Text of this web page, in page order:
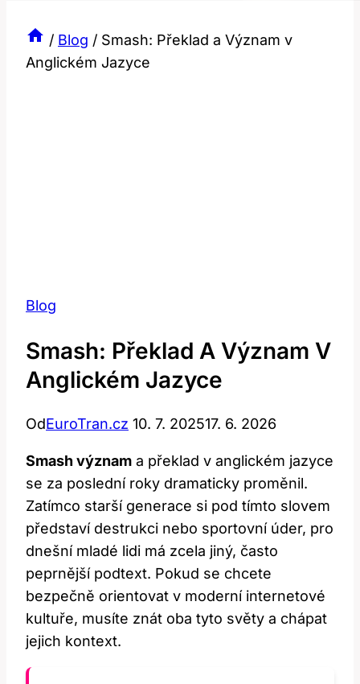
/ Blog / Smash: Překlad a Význam v
Anglickém Jazyce
Blog
Smash: Překlad A Význam V
Anglickém Jazyce
OdEuroTran.cz 10. 7. 202517. 6. 2026
Smash význam a překlad v anglickém jazyce
se za poslední roky dramaticky proměnil.
Zatímco starší generace si pod tímto slovem
představí destrukci nebo sportovní úder, pro
dnešní mladé lidi má zcela jiný, často
peprnější podtext. Pokud se chcete
bezpečně orientovat v moderní internetové
kultuře, musíte znát oba tyto světy a chápat
jejich kontext.